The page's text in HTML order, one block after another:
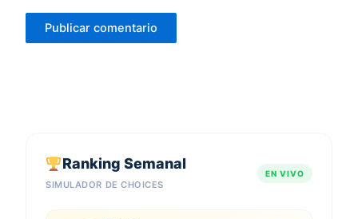
Ranking Semanal
SIMULADOR DE CHOICES
EN VIVO